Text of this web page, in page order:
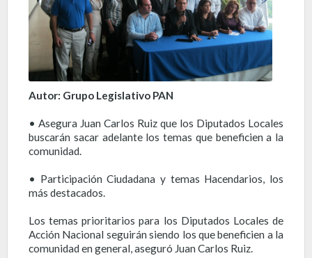
Autor: Grupo Legislativo PAN
• Asegura Juan Carlos Ruiz que los Diputados Locales
buscarán sacar adelante los temas que beneficien a la
comunidad.
• Participación Ciudadana y temas Hacendarios, los
más destacados.
Los temas prioritarios para los Diputados Locales de
Acción Nacional seguirán siendo los que beneficien a la
comunidad en general, aseguró Juan Carlos Ruiz.